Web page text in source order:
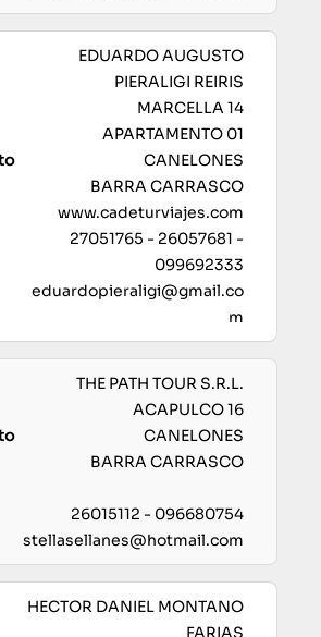
EDUARDO AUGUSTO
PIERALIGI REIRIS
MARCELLA 14
APARTAMENTO 01
CANELONES
BARRA CARRASCO
www.cadeturviajes.com
27051765 - 26057681 -
099692333
eduardopieraligi@gmail.co
m
THE PATH TOUR S.R.L.
ACAPULCO 16
CANELONES
BARRA CARRASCO
26015112 - 096680754
stellasellanes@hotmail.com
HECTOR DANIEL MONTANO
FARIAS